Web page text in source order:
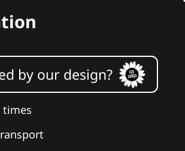
by our design?
times